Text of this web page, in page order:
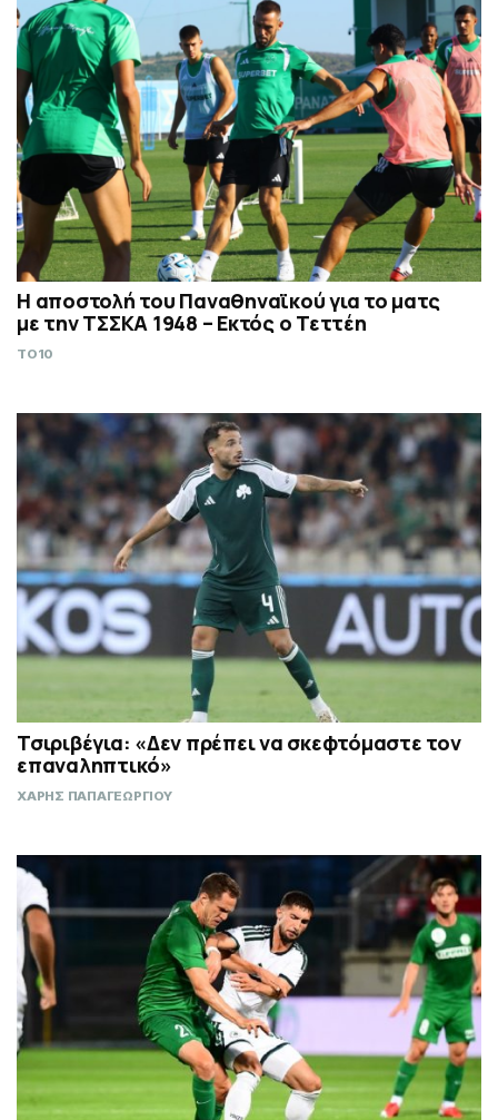
Η αποστολή του Παναθηναϊκού για το ματς
με την ΤΣΣΚΑ 1948 – Εκτός ο Τεττέη
TO10
Τσιριβέγια: «Δεν πρέπει να σκεφτόμαστε τον
επαναληπτικό»
ΧΑΡΗΣ ΠΑΠΑΓΕΩΡΓΙΟΥ